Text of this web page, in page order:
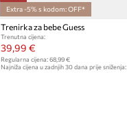
Extra -5% s kodom: OFF*
Trenirka za bebe Guess
Trenutna cijena:
39,99 €
Regularna cijena: 68,99 €
Najniža cijena u zadnjih 30 dana prije sniženja: